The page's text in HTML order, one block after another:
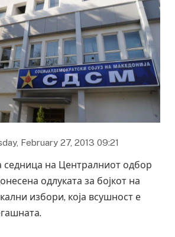
February 27, 2013 09:21
на Централниот одбор
одлуката за бојкот на
избори, која всушност е